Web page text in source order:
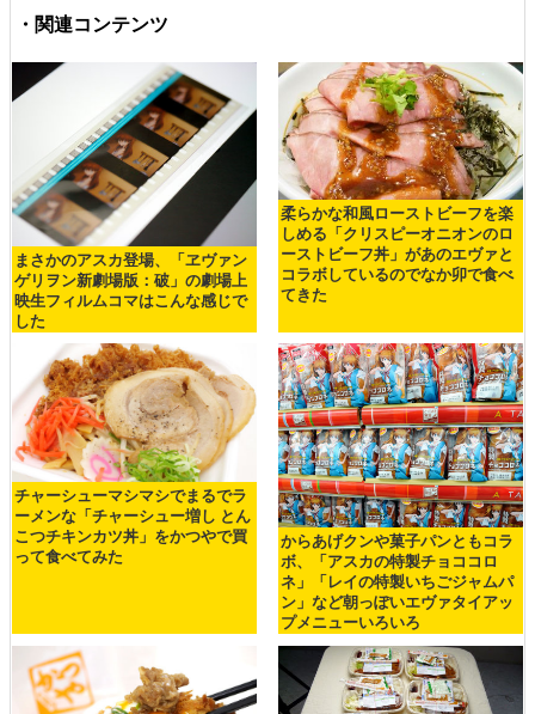
・関連コンテンツ
まさかのアスカ登場、「ヱヴァン
ゲリヲン新劇場版：破」の劇場上
映生フィルムコマはこんな感じで
した
柔らかな和風ローストビーフを楽
しめる「クリスピーオニオンのロ
ーストビーフ丼」があのエヴァと
コラボしているのでなか卯で食べ
てきた
チャーシューマシマシでまるでラ
ーメンな「チャーシュー増し とん
こつチキンカツ丼」をかつやで買
って食べてみた
からあげクンや菓子パンともコラ
ボ、「アスカの特製チョココロ
ネ」「レイの特製いちごジャムパ
ン」など朝っぽいエヴァタイアッ
プメニューいろいろ